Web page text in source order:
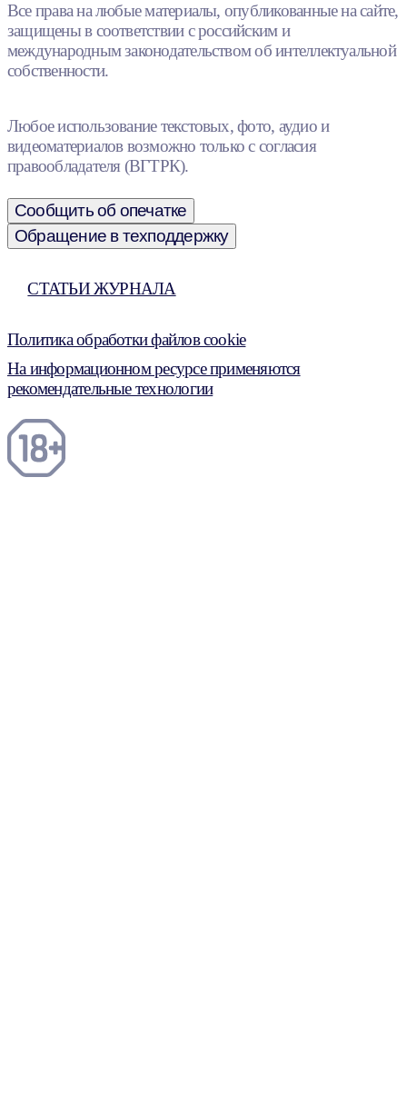
Все права на любые материалы, опубликованные на сайте,
защищены в соответствии с российским и
международным законодательством об интеллектуальной
собственности.
Любое использование текстовых, фото, аудио и
видеоматериалов возможно только с согласия
правообладателя (ВГТРК).
Сообщить об опечатке
Обращение в техподдержку
СТАТЬИ ЖУРНАЛА
Политика обработки файлов cookie
На информационном ресурсе применяются
рекомендательные технологии